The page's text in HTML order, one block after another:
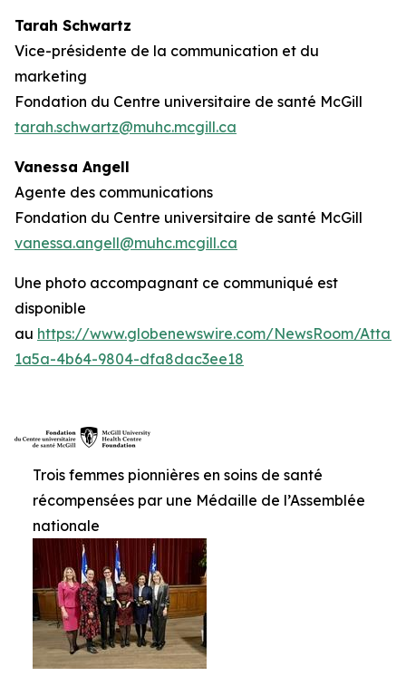
Tarah Schwartz
Vice-présidente de la communication et du
marketing
Fondation du Centre universitaire de santé McGill
tarah.schwartz@muhc.mcgill.ca
Vanessa Angell
Agente des communications
Fondation du Centre universitaire de santé McGill
vanessa.angell@muhc.mcgill.ca
Une photo accompagnant ce communiqué est
disponible
au https://www.globenewswire.com/NewsRoom/
1a5a-4b64-9804-dfa8dac3ee18
Trois femmes pionnières en soins de santé
récompensées par une Médaille de l’Assemblée
nationale